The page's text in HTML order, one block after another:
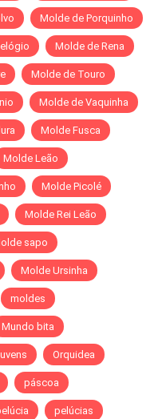
Molde de Porquinho
Molde de Rena
Molde de Touro
Molde de Vaquinha
Molde Fusca
Molde Leão
Molde Picolé
Molde Rei Leão
sapo
Molde Ursinha
moldes
Mundo bita
Orquidea
páscoa
pelúcias